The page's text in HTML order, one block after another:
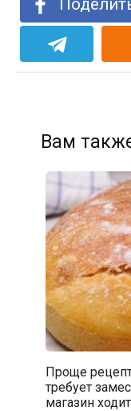
Вам
Проще
требует
магазин